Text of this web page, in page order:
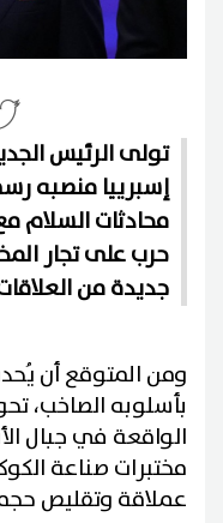
تولى الرئيس
إسبرييا منصبه
محادثات السلام
حرب على تجار
جديدة من
ومن المتوقع أن
بأسلوبه الصاخب،
الواقعة في جبال
مختبرات صناعة
عملاقة وتقليص